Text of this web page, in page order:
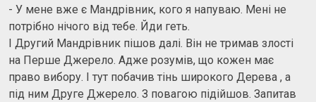
- У мене вже є Мандрівник, кого я напуваю. Мені не
потрібно нічого від тебе. Йди геть.
І Другий Мандрівник пішов далі. Він не тримав злості
на Перше Джерело. Адже розумів, що кожен має
право вибору. І тут побачив тінь широкого Дерева , а
під ним Друге Джерело. З повагою підійшов. Запитав